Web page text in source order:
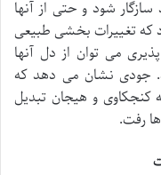
شود و حتی از آنها
که تغییرات بخشی طبیعی
می توان از دل آنها
جودی نشان می دهد که
کنجکاوی و هیجان تبدیل
رفت.